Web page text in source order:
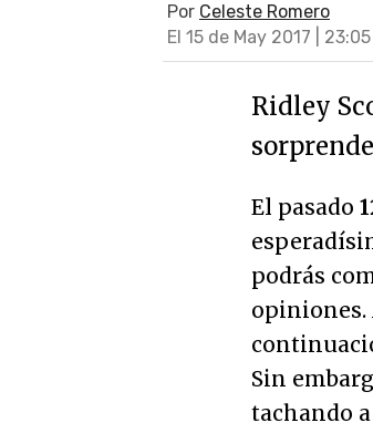
Por Celeste Romero
El 15 de May 2017 | 23:05
Ridley
El pasado
podrás
opiniones.
Sin
tachando